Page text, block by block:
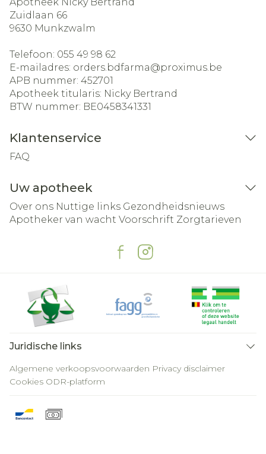
Zuidlaan 66
9630 Munkzwalm
Telefoon: 055 49 98 62
E-mailadres: orders.bdfarma@proximus.be
APB nummer: 452701
Apotheek titularis: Nicky Bertrand
BTW nummer: BE0458341331
Klantenservice
FAQ
Uw apotheek
Over ons Nuttige links Gezondheidsnieuws
Apotheker van wacht Voorschrift Zorgtarieven
Juridische links
Algemene verkoopsvoorwaarden Privacy disclaimer
Cookies ODR-platform